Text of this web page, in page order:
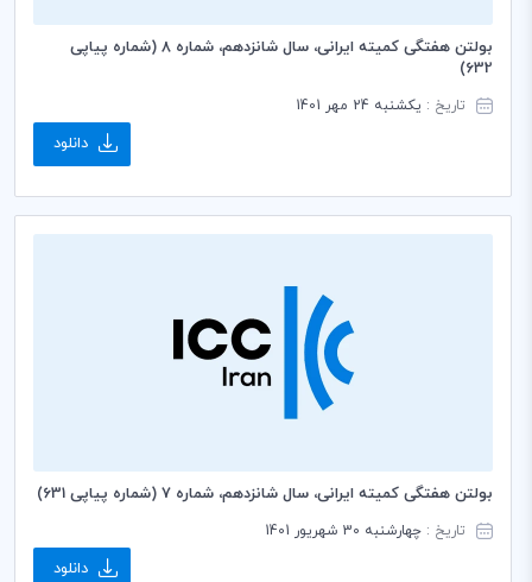
بولتن هفتگی کمیته ایرانی، سال شانزدهم، شماره 8 (شماره پیاپی
632)
تاریخ : یکشنبه 24 مهر 1401
دانلود
بولتن هفتگی کمیته ایرانی، سال شانزدهم، شماره 7 (شماره پیاپی 631)
تاریخ : چهارشنبه 30 شهریور 1401
دانلود